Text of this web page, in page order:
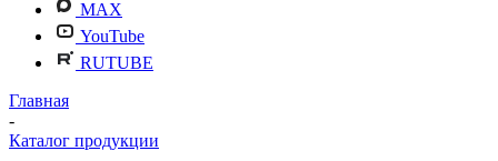
MAX
YouTube
RUTUBE
Главная
-
Каталог продукции